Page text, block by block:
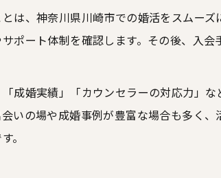
は、神奈川県川崎市での婚活をスムー
ポート体制を確認します。その後、入
成婚実績」「カウンセラーの対応力」
いの場や成婚事例が豊富な場合も多く
。